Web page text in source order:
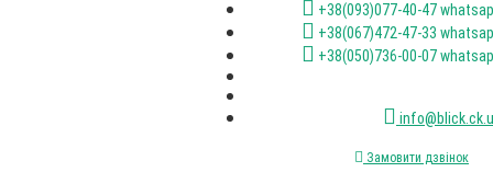
+38(093)077-40-47
+38(067)472-47-33
+38(050)736-00-07
Замовити дзвінок